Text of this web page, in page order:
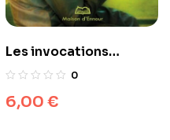
Les invocations
exaucées 0
6,00 €